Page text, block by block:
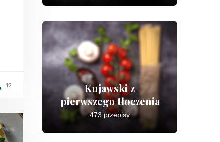
12
Kujawski z
pierwszego tłoczenia
473 przepisy